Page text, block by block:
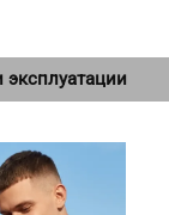
эксплуатации